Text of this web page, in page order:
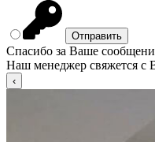
Спасибо за Ваше
Наш менеджер свяжется с